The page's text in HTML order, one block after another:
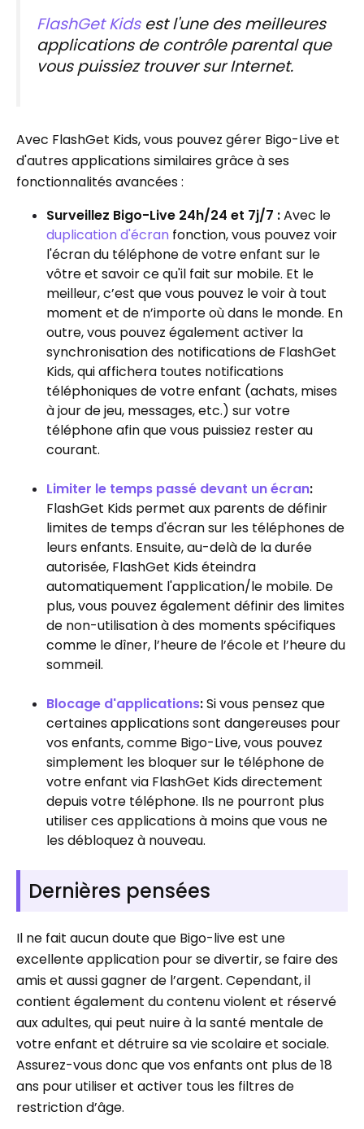
FlashGet Kidsest l'une des meilleures
applications de contrôle parental que
vous puissiez trouver sur Internet.
Avec FlashGet Kids, vous pouvez gérer Bigo-Live et
d'autres applications similaires grâce à ses
fonctionnalités avancées :
Surveillez Bigo-Live 24h/24 et 7j/7 :Avec le
duplication d'écran fonction, vous pouvez voir
l'écran du téléphone de votre enfant sur le
vôtre et savoir ce qu'il fait sur mobile. Et le
meilleur, c’est que vous pouvez le voir à tout
moment et de n’importe où dans le monde. En
outre, vous pouvez également activer la
synchronisation des notifications de FlashGet
Kids, qui affichera toutes notifications
téléphoniques de votre enfant (achats, mises
à jour de jeu, messages, etc.) sur votre
téléphone afin que vous puissiez rester au
courant.
Limiter le temps passé devant un écran:
FlashGet Kids permet aux parents de définir
limites de temps d'écran sur les téléphones de
leurs enfants. Ensuite, au-delà de la durée
autorisée, FlashGet Kids éteindra
automatiquement l'application/le mobile. De
plus, vous pouvez également définir des limites
de non-utilisation à des moments spécifiques
comme le dîner, l’heure de l’école et l’heure du
sommeil.
Blocage d'applications:Si vous pensez que
certaines applications sont dangereuses pour
vos enfants, comme Bigo-Live, vous pouvez
simplement les bloquer sur le téléphone de
votre enfant via FlashGet Kids directement
depuis votre téléphone. Ils ne pourront plus
utiliser ces applications à moins que vous ne
les débloquez à nouveau.
Dernières pensées
Il ne fait aucun doute que Bigo-live est une
excellente application pour se divertir, se faire des
amis et aussi gagner de l’argent. Cependant, il
contient également du contenu violent et réservé
aux adultes, qui peut nuire à la santé mentale de
votre enfant et détruire sa vie scolaire et sociale.
Assurez-vous donc que vos enfants ont plus de 18
ans pour utiliser et activer tous les filtres de
restriction d’âge.